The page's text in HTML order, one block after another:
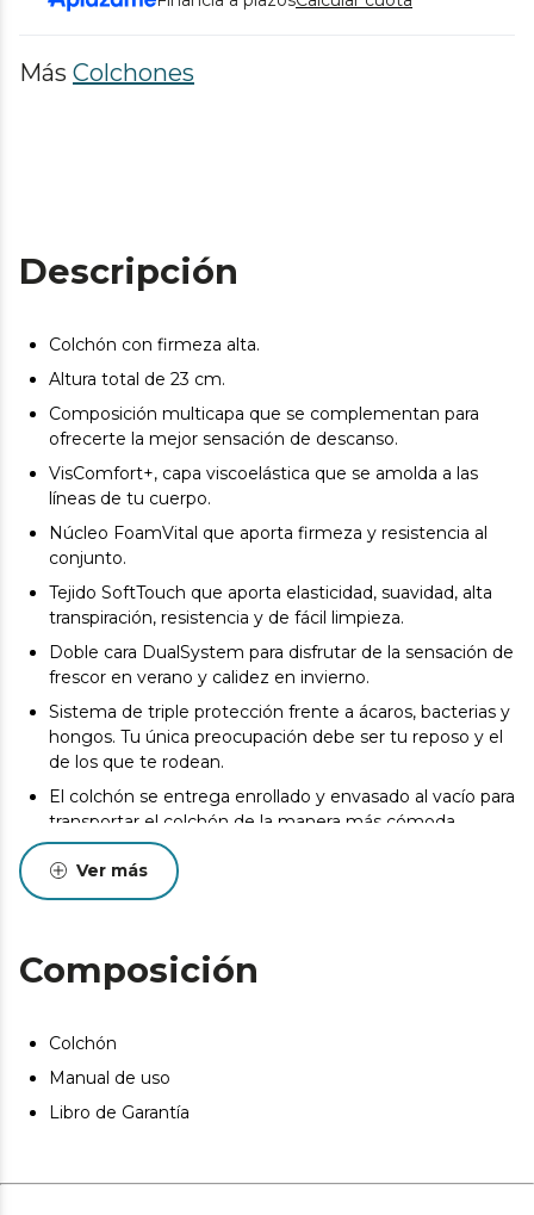
Más Colchones
Descripción
Colchón con firmeza alta.
Altura total de 23 cm.
Composición multicapa que se complementan para
ofrecerte la mejor sensación de descanso.
VisComfort+, capa viscoelástica que se amolda a las
líneas de tu cuerpo.
Núcleo FoamVital que aporta firmeza y resistencia al
conjunto.
Tejido SoftTouch que aporta elasticidad, suavidad, alta
transpiración, resistencia y de fácil limpieza.
Doble cara DualSystem para disfrutar de la sensación de
frescor en verano y calidez en invierno.
Sistema de triple protección frente a ácaros, bacterias y
hongos. Tu única preocupación debe ser tu reposo y el
de los que te rodean.
El colchón se entrega enrollado y envasado al vacío para
transportar el colchón de la manera más cómoda.
Pueden existir leves diferencias entre el producto
mostrado y el entregado en cuanto a color, tejido o
acabado. Estas variaciones son normales y no afectan a
Ver más
Composición
Colchón
Manual de uso
Libro de Garantía